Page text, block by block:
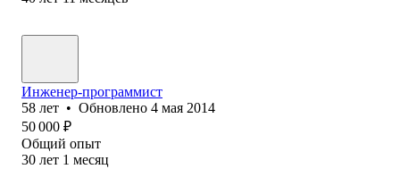
Инженер-программист
58 лет • Обновлено 4 мая 2014
50 000 ₽
Общий опыт
30 лет 1 месяц